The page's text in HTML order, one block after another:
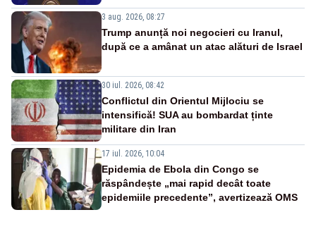
3 aug. 2026, 08:27
Trump anunță noi negocieri cu Iranul,
după ce a amânat un atac alături de Israel
30 iul. 2026, 08:42
Conflictul din Orientul Mijlociu se
intensifică! SUA au bombardat ținte
militare din Iran
17 iul. 2026, 10:04
Epidemia de Ebola din Congo se
răspândește „mai rapid decât toate
epidemiile precedente”, avertizează OMS